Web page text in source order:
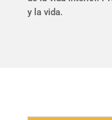
y la vida.